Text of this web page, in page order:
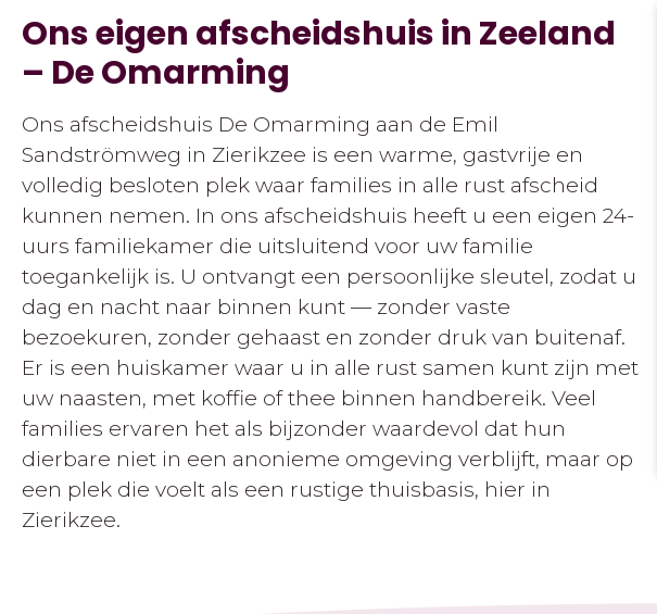
Ons eigen afscheidshuis in Zeeland
– De Omarming
Ons afscheidshuis De Omarming aan de Emil
Sandströmweg in Zierikzee is een warme, gastvrije en
volledig besloten plek waar families in alle rust afscheid
kunnen nemen. In ons afscheidshuis heeft u een eigen 24-
uurs familiekamer die uitsluitend voor uw familie
toegankelijk is. U ontvangt een persoonlijke sleutel, zodat u
dag en nacht naar binnen kunt — zonder vaste
bezoekuren, zonder gehaast en zonder druk van buitenaf.
Er is een huiskamer waar u in alle rust samen kunt zijn met
uw naasten, met koffie of thee binnen handbereik. Veel
families ervaren het als bijzonder waardevol dat hun
dierbare niet in een anonieme omgeving verblijft, maar op
een plek die voelt als een rustige thuisbasis, hier in
Zierikzee.
De huiskamer van Afscheidshuis de Omarming in Zierikzee